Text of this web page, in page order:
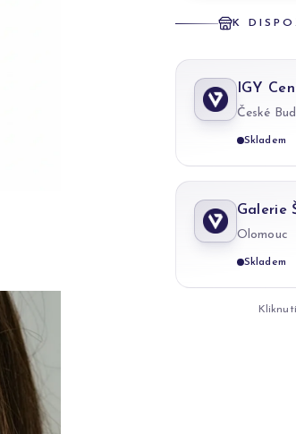
K
IGY
České
Skladem
Galerie
Olomouc
Skladem